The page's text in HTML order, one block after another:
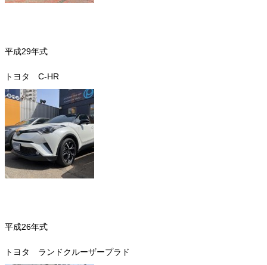
平成29年式
トヨタ C-HR
平成26年式
トヨタ ランドクルーザープラド